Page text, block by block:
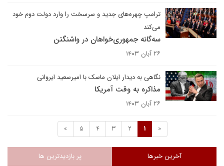
ترامپ چهره‌های جدید و سرسخت را وارد دولت دوم خود
می‌کند
سه‌گانه جمهوری‌خواهان در واشنگتن
۲۶ آبان ۱۴۰۳
نگاهی به دیدار ایلان ماسک با امیرسعید ایروانی
مذاکره به وقت آمریکا
۲۶ آبان ۱۴۰۳
«
1
2
3
4
5
»
آخرین خبرها پر بازدیدترین ها